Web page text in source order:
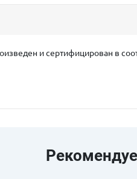
и сертифицирован в